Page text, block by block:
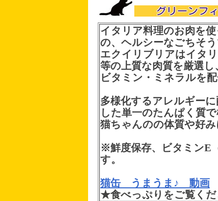
イタリア料理のお肉を
の、ヘルシーなごちそ
エクイリブリアはイタ
等の上質な肉質を厳選
ビタミン・ミネラルを
多様化するアレルギー
した単一のたんぱく質
猫ちゃんのの体質や好
※鮮度保存、ビタミンE
す。
猫缶 うまうま♪ 動画
★食べっぷりをご覧く